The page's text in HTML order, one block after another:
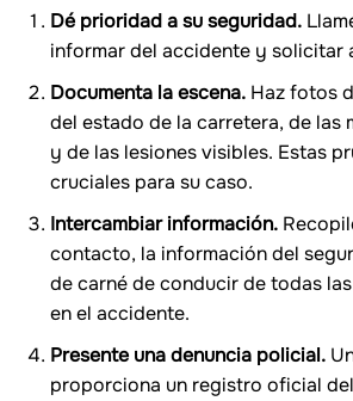
Dé prioridad a su seguridad.
informar del accidente y solicitar
Documenta la escena. Haz fotos
del estado de la carretera, de las
y de las lesiones visibles. Estas
cruciales para su caso.
Intercambiar información.
contacto, la información del
de carné de conducir de todas
en el accidente.
Presente una denuncia policial.
proporciona un registro oficial